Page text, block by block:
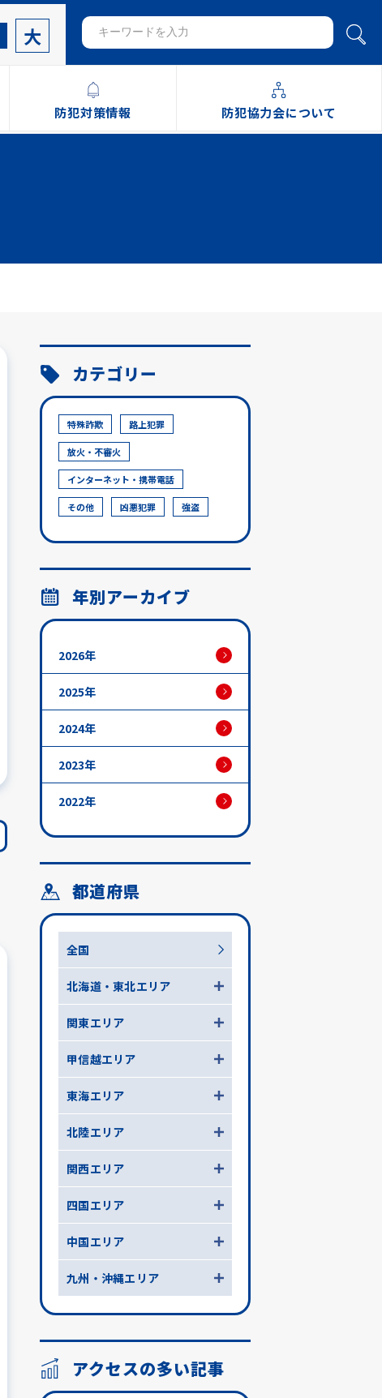
大
防犯対策情報 防犯協力会について
カテゴリー
特殊詐欺 路上犯罪
放火・不審火
インターネット・携帯電話
その他 凶悪犯罪 強盗
年別アーカイブ
2026年
2025年
2024年
2023年
2022年
都道府県
全国
北海道・東北エリア
関東エリア
甲信越エリア
東海エリア
北陸エリア
関西エリア
四国エリア
中国エリア
九州・沖縄エリア
アクセスの多い記事